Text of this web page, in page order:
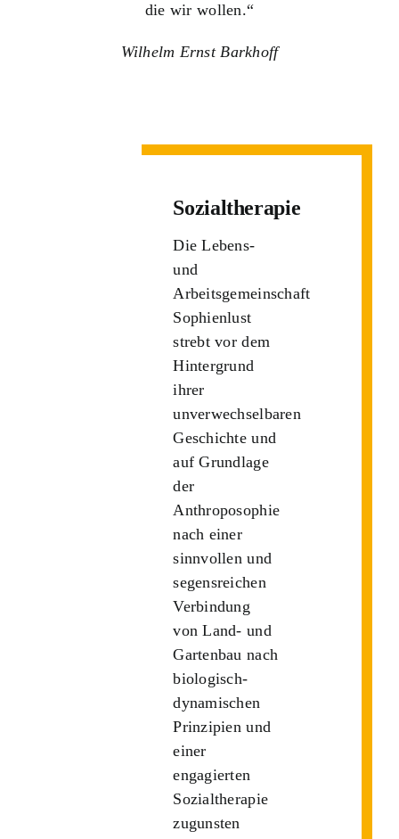
die wir wollen.“
Wilhelm Ernst Barkhoff
Sozialtherapie
Die Lebens-
und
Arbeitsgemeinschaft
Sophienlust
strebt vor dem
Hintergrund
ihrer
unverwechselbaren
Geschichte und
auf Grundlage
der
Anthroposophie
nach einer
sinnvollen und
segensreichen
Verbindung
von Land- und
Gartenbau nach
biologisch-
dynamischen
Prinzipien und
einer
engagierten
Sozialtherapie
zugunsten